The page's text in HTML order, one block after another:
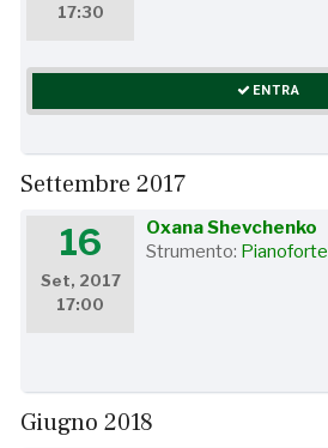
17:30
ENTRA
Settembre 2017
16
Set, 2017
17:00
Oxana Shevchenko
Strumento: Pianoforte
Giugno 2018